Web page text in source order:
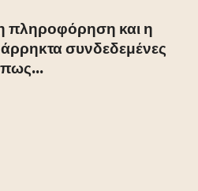
πληροφόρηση και η
συνδεδεμένες
πως...